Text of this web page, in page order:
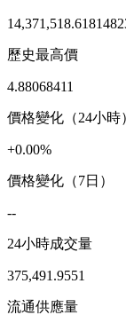
歷史最高價
4.88068411
價格變化（24小時
+0.00%
價格變化（7日）
--
24小時成交量
375,491.9551
流通供應量